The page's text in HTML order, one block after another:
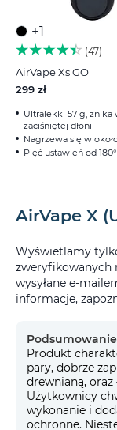
+1
47
AirVape Xs GO
299 zł
Ultralekki 57 g, znika
zaciśniętej dłoni
Nagrzewa się w
Pięć ustawień od
AirVape X
Wyświetlamy
zweryfikowanych
wysyłane e-
informacje,
Produkt
pary, dobrze
drewnianą, oraz
Użytkownicy
wykonanie i
ochronne.